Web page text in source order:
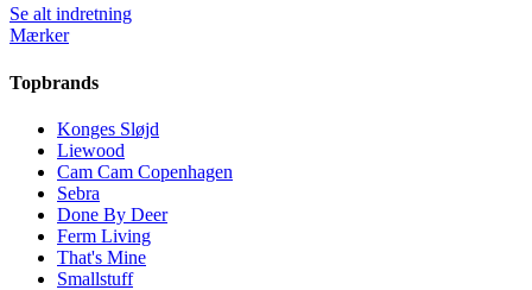
Se alt indretning
Mærker
Topbrands
Konges Sløjd
Liewood
Cam Cam Copenhagen
Sebra
Done By Deer
Ferm Living
That's Mine
Smallstuff